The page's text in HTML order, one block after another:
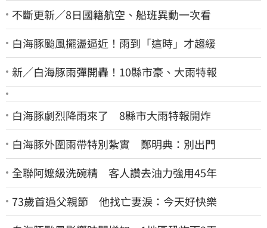
不斷更新／8日國籍航空、船班異動一次看
白海豚颱風擺盪逼近！雨到「這時」才趨緩
新／白海豚雨彈開轟！10縣市豪、大雨特報
白海豚劇烈降雨來了 8縣市大雨特報開炸
白海豚外圍雨帶特別紮實 鄭明典：別出門
全聯阿嬤級洗碗精 客人讚去油力強用45年
73歲首過父親節 他找亡妻淚：今天好快樂